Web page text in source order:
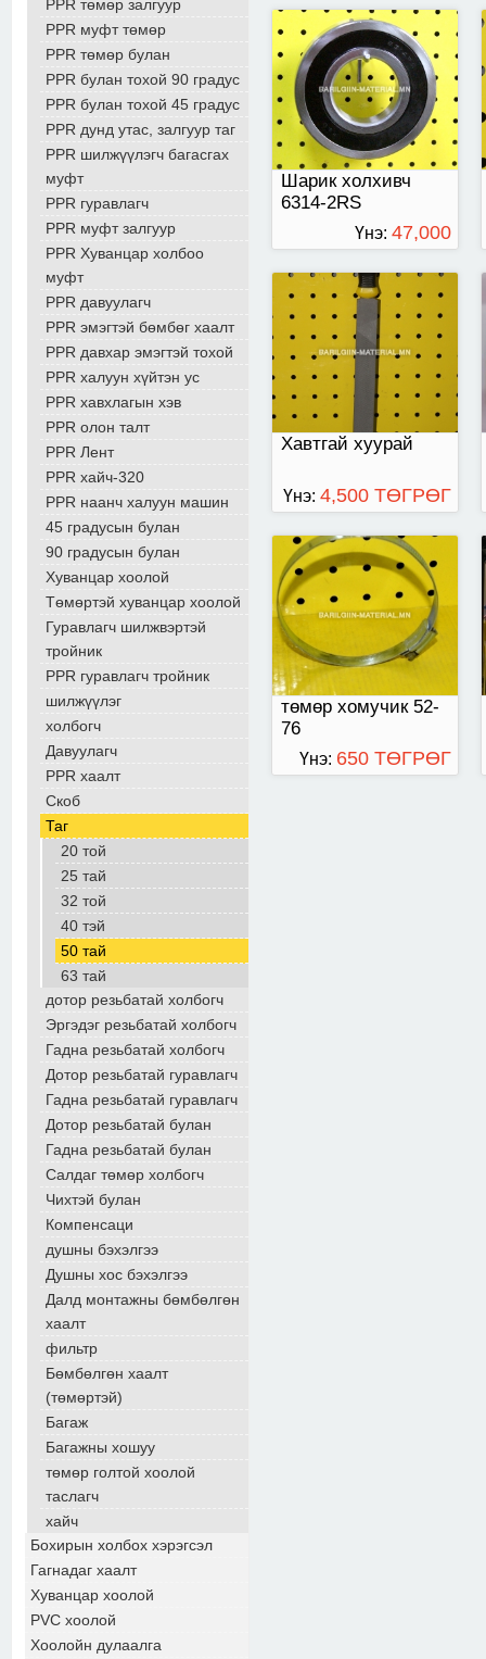
PPR төмөр залгуур
PPR муфт төмөр
PPR төмөр булан
PPR булан тохой 90 градус
PPR булан тохой 45 градус
PPR дунд утас, залгуур таг
PPR шилжүүлэгч багасгах
муфт
PPR гуравлагч
PPR муфт залгуур
PPR Хуванцар холбоо
муфт
PPR давуулагч
PPR эмэгтэй бөмбөг хаалт
PPR давхар эмэгтэй тохой
PPR халуун хүйтэн ус
PPR хавхлагын хэв
PPR олон талт
PPR Лент
PPR хайч-320
PPR наанч халуун машин
45 градусын булан
90 градусын булан
Хуванцар хоолой
Төмөртэй хуванцар хоолой
Гуравлагч шилжвэртэй
тройник
PPR гуравлагч тройник
шилжүүлэг
холбогч
Давуулагч
PPR хаалт
Скоб
Таг
20 той
25 тай
32 той
40 тэй
50 тай
63 тай
дотор резьбатай холбогч
Эргэдэг резьбатай холбогч
Гадна резьбатай холбогч
Дотор резьбатай гуравлагч
Гадна резьбатай гуравлагч
Дотор резьбатай булан
Гадна резьбатай булан
Салдаг төмөр холбогч
Чихтэй булан
Компенсаци
душны бэхэлгээ
Душны хос бэхэлгээ
Далд монтажны бөмбөлгөн
хаалт
фильтр
Бөмбөлгөн хаалт
(төмөртэй)
Багаж
Багажны хошуу
төмөр голтой хоолой
таслагч
хайч
Бохирын холбох хэрэгсэл
Гагнадаг хаалт
Хуванцар хоолой
PVC хоолой
Хоолойн дулаалга
Шарик холхивч
6314-2RS
Үнэ: 47,000
ТӨГРӨГ
Хавтгай хуурай
хуурай
Үнэ: 4,500 ТӨГРӨГ
төмөр хомучик 52-
76
төмөр хомучик 52-76
Үнэ: 650 ТӨГРӨГ